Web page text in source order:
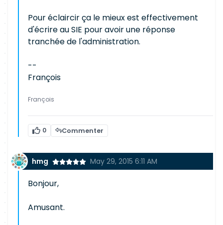
Pour éclaircir ça le mieux est effectivement
d'écrire au SIE pour avoir une réponse
tranchée de l'administration.
--
François
François
0 Commenter
hmg May 29, 2015 6:11 AM
Bonjour,
Amusant.